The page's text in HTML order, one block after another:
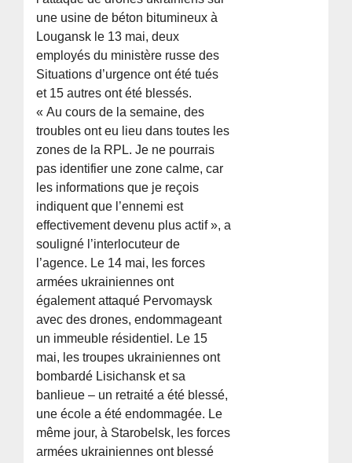
une usine de béton bitumineux à
Lougansk le 13 mai, deux
employés du ministère russe des
Situations d’urgence ont été tués
et 15 autres ont été blessés.
« Au cours de la semaine, des
troubles ont eu lieu dans toutes les
zones de la RPL. Je ne pourrais
pas identifier une zone calme, car
les informations que je reçois
indiquent que l’ennemi est
effectivement devenu plus actif », a
souligné l’interlocuteur de
l’agence. Le 14 mai, les forces
armées ukrainiennes ont
également attaqué Pervomaysk
avec des drones, endommageant
un immeuble résidentiel. Le 15
mai, les troupes ukrainiennes ont
bombardé Lisichansk et sa
banlieue – un retraité a été blessé,
une école a été endommagée. Le
même jour, à Starobelsk, les forces
armées ukrainiennes ont blessé